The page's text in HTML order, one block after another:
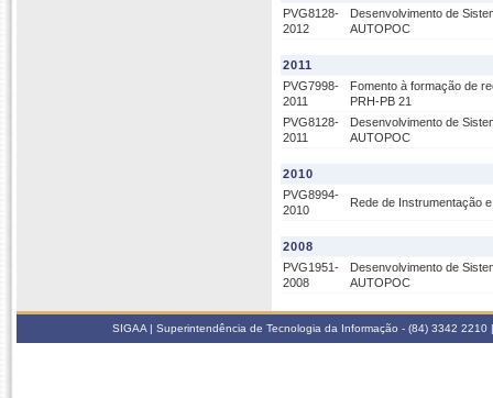
PVG8128-
2012
Desenvolvimento de
AUTOPOC
2011
PVG7998-
2011
Fomento à formação de
PRH-PB 21
PVG8128-
2011
Desenvolvimento de
AUTOPOC
2010
PVG8994-
2010
Rede de Instrumentação
2008
PVG1951-
2008
Desenvolvimento de
AUTOPOC
SIGAA | Superintendência de Tecnologia da Informação - (84) 3342